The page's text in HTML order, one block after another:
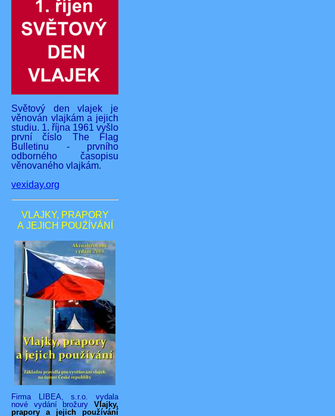
Světový den vlajek je
věnován vlajkám a jejich
studiu. 1. října 1961 vyšlo
první číslo The Flag
Bulletinu - prvního
odborného časopisu
věnovaného vlajkám.
vexiday.org
VLAJKY, PRAPORY
A JEJICH POUŹÍVÁNÍ
Firma LIBEA, s.r.o. vydala
nové vydání brožury Vlajky,
prapory a jejich používání